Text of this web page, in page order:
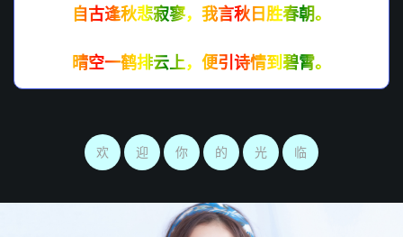
自古逢秋悲寂寥，我言秋日胜春朝。
晴空一鹤排云上，便引诗情到碧霄。
欢 迎 你 的 光 临